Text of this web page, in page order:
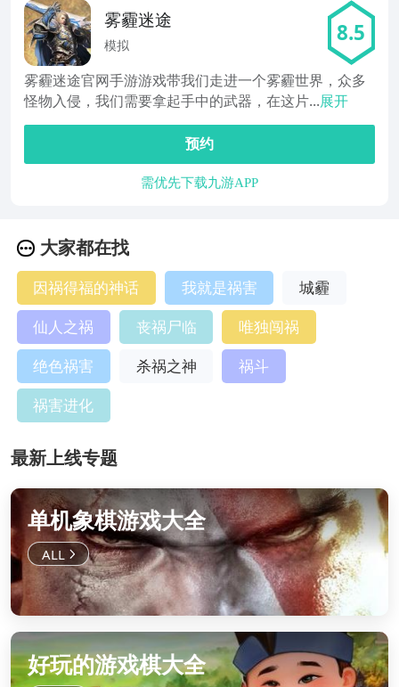
雾霾迷途
模拟 8.5
雾霾迷途官网手游游戏带我们走进一个雾霾世界，众多
怪物入侵，我们需要拿起手中的武器，在这片...展开
预约
需优先下载九游APP
大家都在找
因祸得福的神话 我就是祸害
城霾
仙人之祸
丧祸尸临
唯独闯祸
绝色祸害
杀祸之神
祸斗
祸害进化
最新上线专题
单机象棋游戏大全
好玩的游戏棋大全